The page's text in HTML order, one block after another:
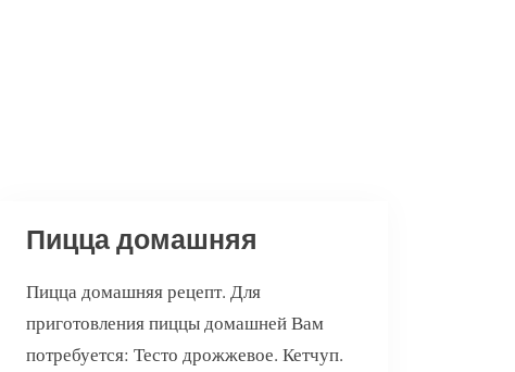
Пицца домашняя
Пицца домашняя рецепт. Для
приготовления пиццы домашней Вам
потребуется: Тесто дрожжевое. Кетчуп.